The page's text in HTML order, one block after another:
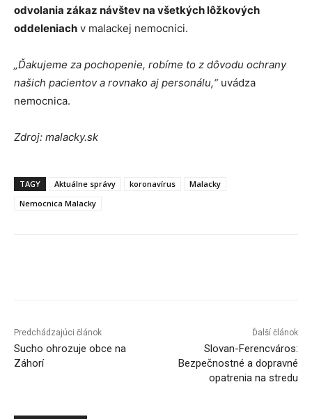
odvolania zákaz návštev na všetkých lôžkových
oddeleniach v malackej nemocnici.
„Ďakujeme za pochopenie, robíme to z dôvodu ochrany
našich pacientov a rovnako aj personálu,“uvádza
nemocnica.
Zdroj: malacky.sk
TAGY Aktuálne správy koronavírus
Malacky
Nemocnica Malacky
Predchádzajúci článok
Sucho ohrozuje obce na
Záhorí
Ďalší článok
Slovan-Ferencváros:
Bezpečnostné a dopravné
opatrenia na stredu